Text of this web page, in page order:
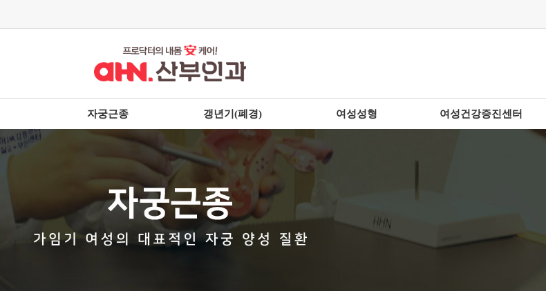
자궁근종 갱년기(폐경) 여성성형 여성건강증진센터